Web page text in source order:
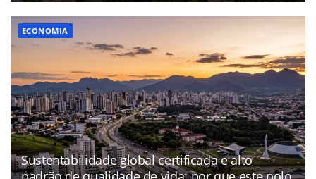
ECONOMIA
Sustentabilidade global certificada e alto